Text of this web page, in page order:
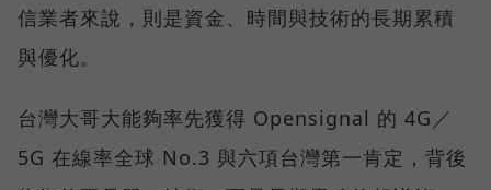
信業者來說，則是資金、時間與技術的長期累積
與優化。
台灣大哥大能夠率先獲得 Opensignal 的 4G／
5G 在線率全球 No.3 與六項台灣第一肯定，背後